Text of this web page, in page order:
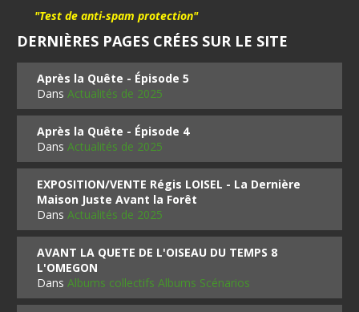
"Test de anti-spam protection"
DERNIÈRES PAGES CRÉES SUR LE SITE
Après la Quête - Épisode 5
DansActualités de 2025
Après la Quête - Épisode 4
DansActualités de 2025
EXPOSITION/VENTE Régis LOISEL - La Dernière
Maison Juste Avant la Forêt
DansActualités de 2025
AVANT LA QUETE DE L'OISEAU DU TEMPS 8
L'OMEGON
DansAlbums collectifs Albums Scénarios